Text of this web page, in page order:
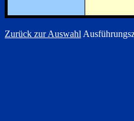
Zurück zur Auswahl